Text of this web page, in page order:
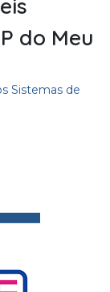
do Meu
Sistemas de